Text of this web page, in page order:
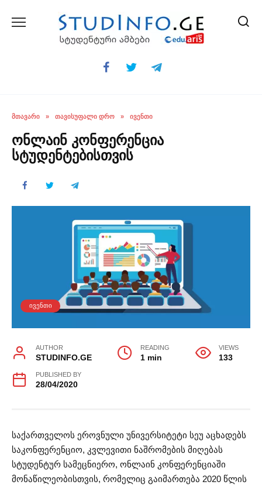
ᲛᲗᲐᲕᲐᲠᲘ » ᲗᲐᲕᲘᲡᲣᲤᲐᲚᲘ ᲓᲠᲝ » ᲘᲕᲔᲜᲗᲘ
ონლაინ კონფერენცია
სტუდენტებისთვის
ᲘᲕᲔᲜᲗᲘ
AUTHOR
STUDINFO.GE
READING
1 min
VIEWS
133
PUBLISHED BY
28/04/2020
საქართველოს ეროვნული უნივერსიტეტი სეუ აცხადებს
საკონფერენციო, კვლევითი ნაშრომების მიღებას
სტუდენტურ სამეცნიერო, ონლაინ კონფერენციაში
მონაწილეობისთვის, რომელიც გაიმართება 2020 წლის